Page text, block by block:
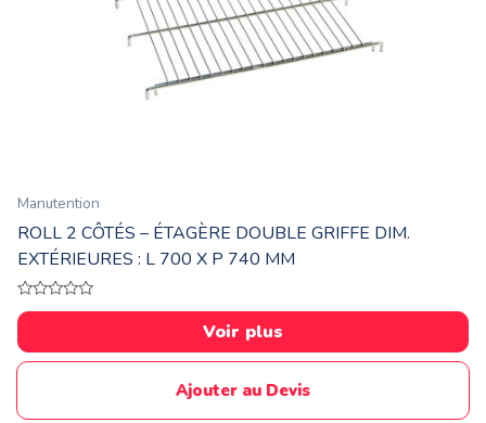
Manutention
ROLL 2 CÔTÉS – ÉTAGÈRE DOUBLE GRIFFE DIM.
EXTÉRIEURES : L 700 X P 740 MM
Note
0
5
Voir plus
Ajouter au Devis